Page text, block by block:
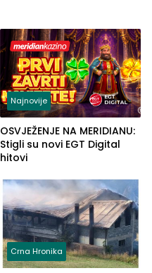
Najnovije
OSVJEŽENJE NA MERIDIANU:
Stigli su novi EGT Digital
hitovi
Crna Hronika